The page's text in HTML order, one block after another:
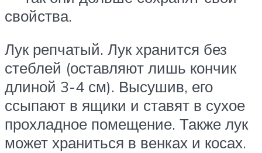
свойства.
Лук репчатый. Лук хранится без
стеблей (оставляют лишь кончик
длиной 3-4 см). Высушив, его
ссыпают в ящики и ставят в сухое
прохладное помещение. Также лук
может храниться в венках и косах.